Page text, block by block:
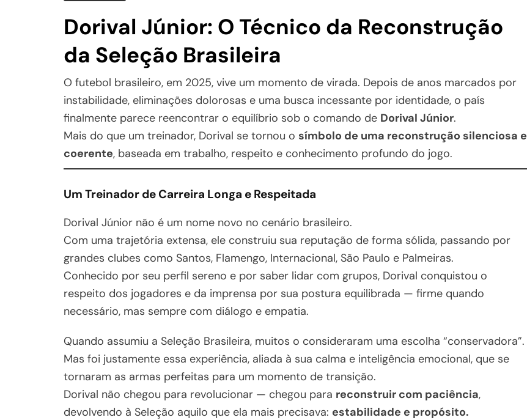
Dorival Júnior: O Técnico da Reconstrução
da Seleção Brasileira
O futebol brasileiro, em 2025, vive um momento de virada. Depois de anos marcados por
instabilidade, eliminações dolorosas e uma busca incessante por identidade, o país
finalmente parece reencontrar o equilíbrio sob o comando de Dorival Júnior.
Mais do que um treinador, Dorival se tornou o símbolo de uma reconstrução silenciosa e
coerente, baseada em trabalho, respeito e conhecimento profundo do jogo.
Um Treinador de Carreira Longa e Respeitada
Dorival Júnior não é um nome novo no cenário brasileiro.
Com uma trajetória extensa, ele construiu sua reputação de forma sólida, passando por
grandes clubes como Santos, Flamengo, Internacional, São Paulo e Palmeiras.
Conhecido por seu perfil sereno e por saber lidar com grupos, Dorival conquistou o
respeito dos jogadores e da imprensa por sua postura equilibrada — firme quando
necessário, mas sempre com diálogo e empatia.
Quando assumiu a Seleção Brasileira, muitos o consideraram uma escolha “conservadora”.
Mas foi justamente essa experiência, aliada à sua calma e inteligência emocional, que se
tornaram as armas perfeitas para um momento de transição.
Dorival não chegou para revolucionar — chegou para reconstruir com paciência,
devolvendo à Seleção aquilo que ela mais precisava: estabilidade e propósito.